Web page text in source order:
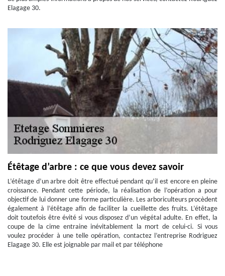
Elagage 30.
Étêtage d’arbre : ce que vous devez savoir
L’étêtage d’un arbre doit être effectué pendant qu’il est encore en pleine
croissance. Pendant cette période, la réalisation de l’opération a pour
objectif de lui donner une forme particulière. Les arboriculteurs procèdent
également à l’étêtage afin de faciliter la cueillette des fruits. L’étêtage
doit toutefois être évité si vous disposez d’un végétal adulte. En effet, la
coupe de la cime entraine inévitablement la mort de celui-ci. Si vous
voulez procéder à une telle opération, contactez l’entreprise Rodriguez
Elagage 30. Elle est joignable par mail et par téléphone